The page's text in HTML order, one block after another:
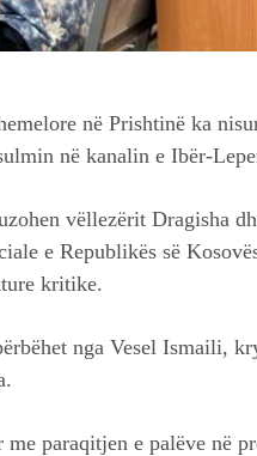
në Prishtinë ka
në kanalin e Ibër-
vëllezërit Dragisha
e Republikës së
kritike.
nga Vesel Ismaili,
me paraqitjen e palëve në